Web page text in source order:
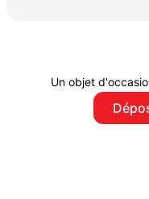
Un objet